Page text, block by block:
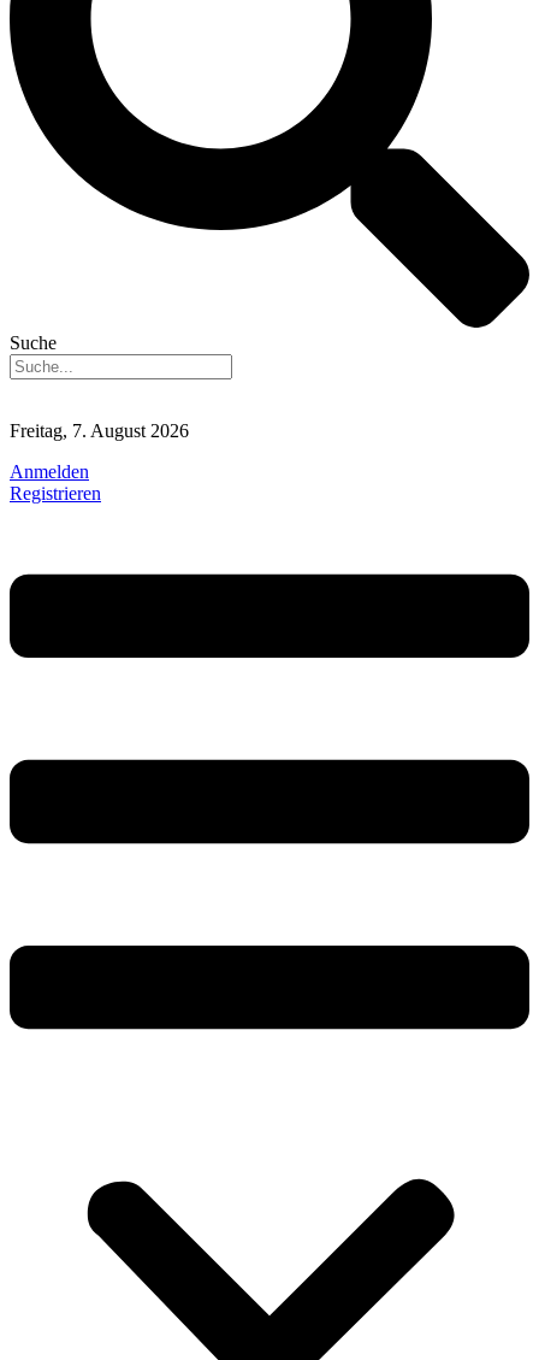
Suche
Freitag, 7. August 2026
Anmelden
Registrieren